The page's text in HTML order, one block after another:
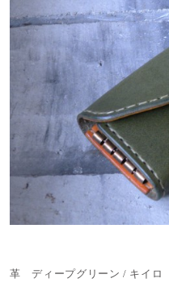
革 ディープグリーン / キイロ